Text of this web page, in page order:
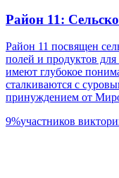
Район 11:
Район 11 посвящен
полей и продуктов
имеют глубокое
сталкиваются с
принуждением от
9%участников